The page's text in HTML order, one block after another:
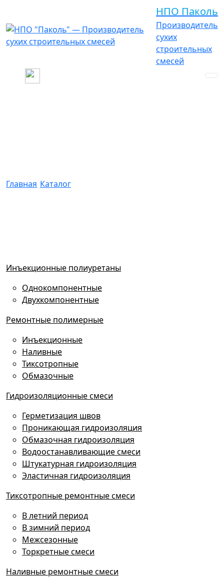
НПО Паколь
Производитель
сухих
строительных
смесей
Главная Каталог
Инъекционные полиуретаны
Однокомпонентные
Двухкомпонентные
Ремонтные полимерные
Инъекционные
Наливные
Тиксотропные
Обмазочные
Гидроизоляционные смеси
Герметизация швов
Проникающая гидроизоляция
Обмазочная гидроизоляция
Водоостанавливающие смеси
Штукатурная гидроизоляция
Эластичная гидроизоляция
Тиксотропные ремонтные смеси
В летний период
В зимний период
Межсезонные
Торкретные смеси
Наливные ремонтные смеси